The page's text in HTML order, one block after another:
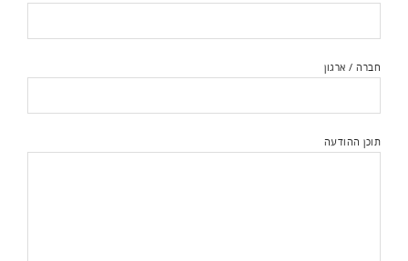
חברה / ארגון
תוכן ההודעה